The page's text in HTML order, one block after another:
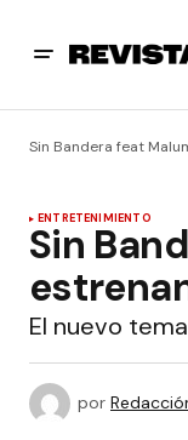
Sin Bandera feat
ENTRETENIMIENTO
Sin
El nuevo
por